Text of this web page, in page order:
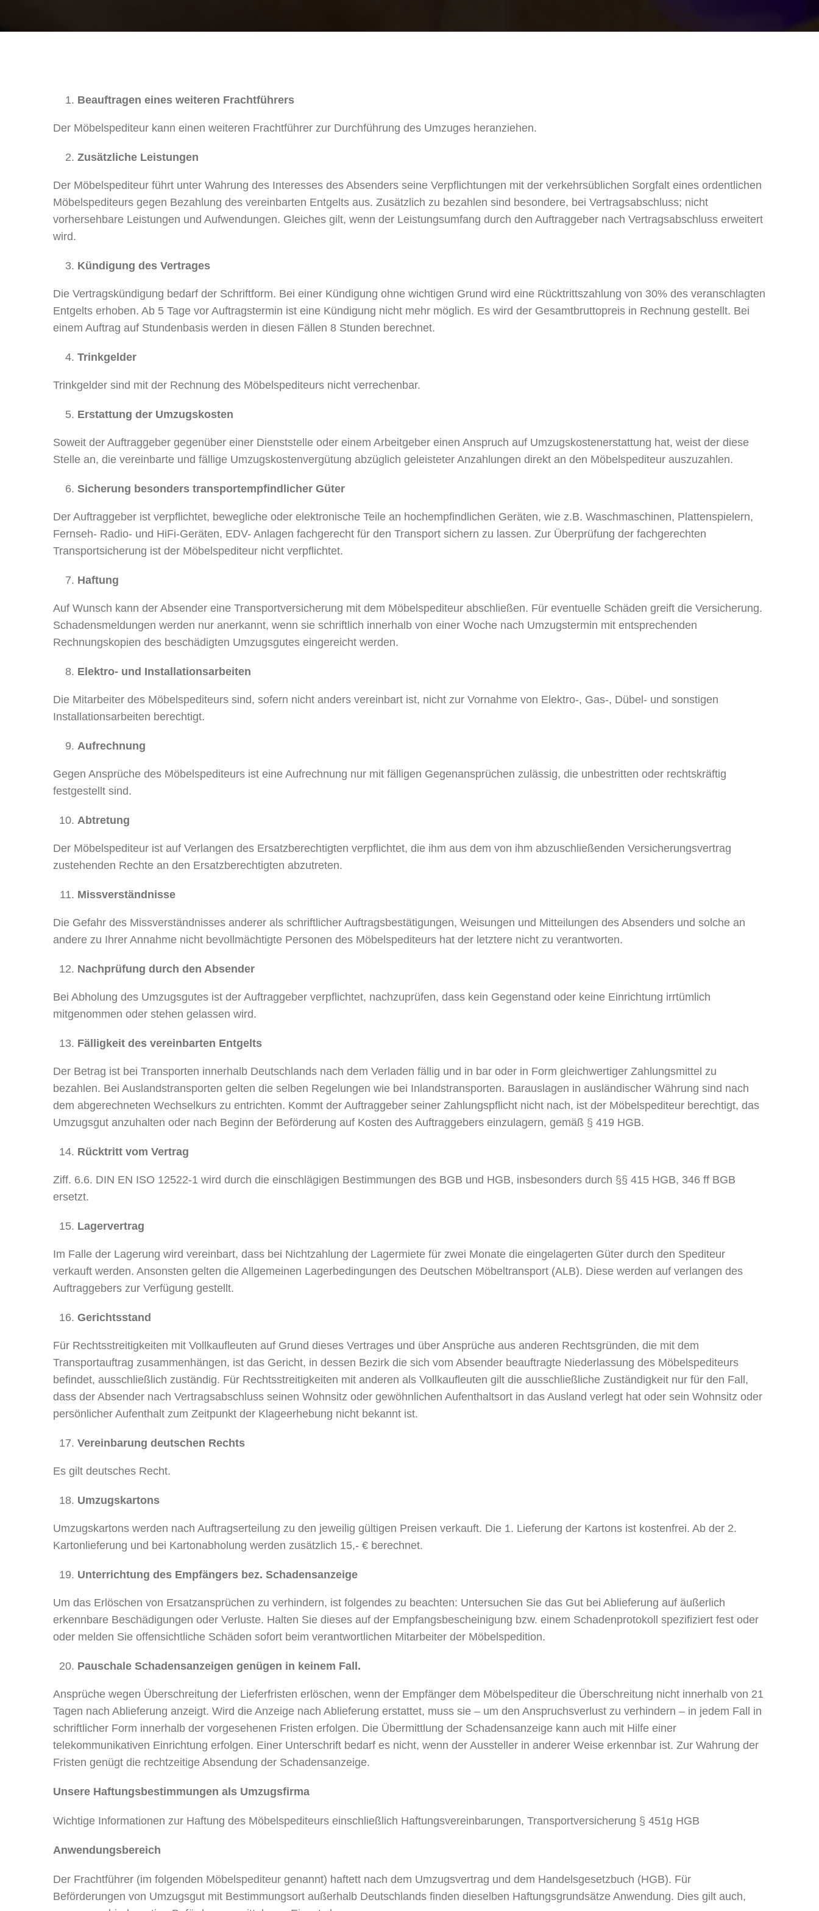
Beauftragen eines weiteren Frachtführers
Der Möbelspediteur kann einen weiteren Frachtführer zur Durchführung des Umzuges heranziehen.
Zusätzliche Leistungen
Der Möbelspediteur führt unter Wahrung des Interesses des Absenders seine Verpflichtungen mit der verkehrsüblichen Sorgfalt eines ordentlichen
Möbelspediteurs gegen Bezahlung des vereinbarten Entgelts aus. Zusätzlich zu bezahlen sind besondere, bei Vertragsabschluss; nicht
vorhersehbare Leistungen und Aufwendungen. Gleiches gilt, wenn der Leistungsumfang durch den Auftraggeber nach Vertragsabschluss erweitert
wird.
Kündigung des Vertrages
Die Vertragskündigung bedarf der Schriftform. Bei einer Kündigung ohne wichtigen Grund wird eine Rücktrittszahlung von 30% des veranschlagten
Entgelts erhoben. Ab 5 Tage vor Auftragstermin ist eine Kündigung nicht mehr möglich. Es wird der Gesamtbruttopreis in Rechnung gestellt. Bei
einem Auftrag auf Stundenbasis werden in diesen Fällen 8 Stunden berechnet.
Trinkgelder
Trinkgelder sind mit der Rechnung des Möbelspediteurs nicht verrechenbar.
Erstattung der Umzugskosten
Soweit der Auftraggeber gegenüber einer Dienststelle oder einem Arbeitgeber einen Anspruch auf Umzugskostenerstattung hat, weist der diese
Stelle an, die vereinbarte und fällige Umzugskostenvergütung abzüglich geleisteter Anzahlungen direkt an den Möbelspediteur auszuzahlen.
Sicherung besonders transportempfindlicher Güter
Der Auftraggeber ist verpflichtet, bewegliche oder elektronische Teile an hochempfindlichen Geräten, wie z.B. Waschmaschinen, Plattenspielern,
Fernseh- Radio- und HiFi-Geräten, EDV- Anlagen fachgerecht für den Transport sichern zu lassen. Zur Überprüfung der fachgerechten
Transportsicherung ist der Möbelspediteur nicht verpflichtet.
Haftung
Auf Wunsch kann der Absender eine Transportversicherung mit dem Möbelspediteur abschließen. Für eventuelle Schäden greift die Versicherung.
Schadensmeldungen werden nur anerkannt, wenn sie schriftlich innerhalb von einer Woche nach Umzugstermin mit entsprechenden
Rechnungskopien des beschädigten Umzugsgutes eingereicht werden.
Elektro- und Installationsarbeiten
Die Mitarbeiter des Möbelspediteurs sind, sofern nicht anders vereinbart ist, nicht zur Vornahme von Elektro-, Gas-, Dübel- und sonstigen
Installationsarbeiten berechtigt.
Aufrechnung
Gegen Ansprüche des Möbelspediteurs ist eine Aufrechnung nur mit fälligen Gegenansprüchen zulässig, die unbestritten oder rechtskräftig
festgestellt sind.
Abtretung
Der Möbelspediteur ist auf Verlangen des Ersatzberechtigten verpflichtet, die ihm aus dem von ihm abzuschließenden Versicherungsvertrag
zustehenden Rechte an den Ersatzberechtigten abzutreten.
Missverständnisse
Die Gefahr des Missverständnisses anderer als schriftlicher Auftragsbestätigungen, Weisungen und Mitteilungen des Absenders und solche an
andere zu Ihrer Annahme nicht bevollmächtigte Personen des Möbelspediteurs hat der letztere nicht zu verantworten.
Nachprüfung durch den Absender
Bei Abholung des Umzugsgutes ist der Auftraggeber verpflichtet, nachzuprüfen, dass kein Gegenstand oder keine Einrichtung irrtümlich
mitgenommen oder stehen gelassen wird.
Fälligkeit des vereinbarten Entgelts
Der Betrag ist bei Transporten innerhalb Deutschlands nach dem Verladen fällig und in bar oder in Form gleichwertiger Zahlungsmittel zu
bezahlen. Bei Auslandstransporten gelten die selben Regelungen wie bei Inlandstransporten. Barauslagen in ausländischer Währung sind nach
dem abgerechneten Wechselkurs zu entrichten. Kommt der Auftraggeber seiner Zahlungspflicht nicht nach, ist der Möbelspediteur berechtigt, das
Umzugsgut anzuhalten oder nach Beginn der Beförderung auf Kosten des Auftraggebers einzulagern, gemäß § 419 HGB.
Rücktritt vom Vertrag
Ziff. 6.6. DIN EN ISO 12522-1 wird durch die einschlägigen Bestimmungen des BGB und HGB, insbesonders durch §§ 415 HGB, 346 ff BGB
ersetzt.
Lagervertrag
Im Falle der Lagerung wird vereinbart, dass bei Nichtzahlung der Lagermiete für zwei Monate die eingelagerten Güter durch den Spediteur
verkauft werden. Ansonsten gelten die Allgemeinen Lagerbedingungen des Deutschen Möbeltransport (ALB). Diese werden auf verlangen des
Auftraggebers zur Verfügung gestellt.
Gerichtsstand
Für Rechtsstreitigkeiten mit Vollkaufleuten auf Grund dieses Vertrages und über Ansprüche aus anderen Rechtsgründen, die mit dem
Transportauftrag zusammenhängen, ist das Gericht, in dessen Bezirk die sich vom Absender beauftragte Niederlassung des Möbelspediteurs
befindet, ausschließlich zuständig. Für Rechtsstreitigkeiten mit anderen als Vollkaufleuten gilt die ausschließliche Zuständigkeit nur für den Fall,
dass der Absender nach Vertragsabschluss seinen Wohnsitz oder gewöhnlichen Aufenthaltsort in das Ausland verlegt hat oder sein Wohnsitz oder
persönlicher Aufenthalt zum Zeitpunkt der Klageerhebung nicht bekannt ist.
Vereinbarung deutschen Rechts
Es gilt deutsches Recht.
Umzugskartons
Umzugskartons werden nach Auftragserteilung zu den jeweilig gültigen Preisen verkauft. Die 1. Lieferung der Kartons ist kostenfrei. Ab der 2.
Kartonlieferung und bei Kartonabholung werden zusätzlich 15,- € berechnet.
Unterrichtung des Empfängers bez. Schadensanzeige
Um das Erlöschen von Ersatzansprüchen zu verhindern, ist folgendes zu beachten: Untersuchen Sie das Gut bei Ablieferung auf äußerlich
erkennbare Beschädigungen oder Verluste. Halten Sie dieses auf der Empfangsbescheinigung bzw. einem Schadenprotokoll spezifiziert fest oder
oder melden Sie offensichtliche Schäden sofort beim verantwortlichen Mitarbeiter der Möbelspedition.
Pauschale Schadensanzeigen genügen in keinem Fall.
Ansprüche wegen Überschreitung der Lieferfristen erlöschen, wenn der Empfänger dem Möbelspediteur die Überschreitung nicht innerhalb von 21
Tagen nach Ablieferung anzeigt. Wird die Anzeige nach Ablieferung erstattet, muss sie – um den Anspruchsverlust zu verhindern – in jedem Fall in
schriftlicher Form innerhalb der vorgesehenen Fristen erfolgen. Die Übermittlung der Schadensanzeige kann auch mit Hilfe einer
telekommunikativen Einrichtung erfolgen. Einer Unterschrift bedarf es nicht, wenn der Aussteller in anderer Weise erkennbar ist. Zur Wahrung der
Fristen genügt die rechtzeitige Absendung der Schadensanzeige.
Unsere Haftungsbestimmungen als Umzugsfirma
Wichtige Informationen zur Haftung des Möbelspediteurs einschließlich Haftungsvereinbarungen, Transportversicherung § 451g HGB
Anwendungsbereich
Der Frachtführer (im folgenden Möbelspediteur genannt) haftett nach dem Umzugsvertrag und dem Handelsgesetzbuch (HGB). Für
Beförderungen von Umzugsgut mit Bestimmungsort außerhalb Deutschlands finden dieselben Haftungsgrundsätze Anwendung. Dies gilt auch,